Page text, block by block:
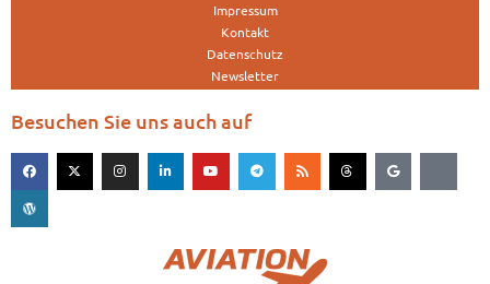
Impressum
Kontakt
Datenschutz
Newsletter
Besuchen Sie uns auch auf